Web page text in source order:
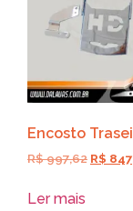
Encosto
R$997,62 R$
Ler mais